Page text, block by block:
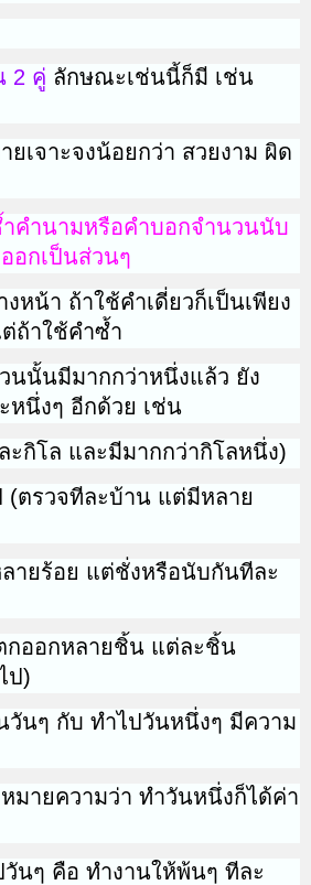
2 คู่ ลักษณะเช่นนี้ก็มี เช่น
ยเจาะจงน้อยกว่า สวยงาม ผิด
คำนามหรือคำบอกจำนวนนับ
ออกเป็นส่วนๆ
หน้า ถ้าใช้คำเดี่ยวก็เป็นเพียง
ถ้าใช้คำซ้ำ
นนั้นมีมากกว่าหนึ่งแล้ว ยัง
หนึ่งๆ อีกด้วย เช่น
ะกิโล และมีมากกว่ากิโลหนึ่ง)
(ตรวจทีละบ้าน แต่มีหลาย
ายร้อย แต่ชั่งหรือนับกันทีละ
กออกหลายชิ้น แต่ละชิ้น
ป)
วันๆ กับ ทำไปวันหนึ่งๆ มีความ
มายความว่า ทำวันหนึ่งก็ได้ค่า
นๆ คือ ทำงานให้พ้นๆ ทีละ